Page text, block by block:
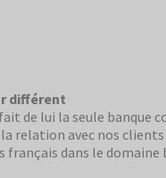
différent
de lui la seule banque
relation avec nos
dans le domaine